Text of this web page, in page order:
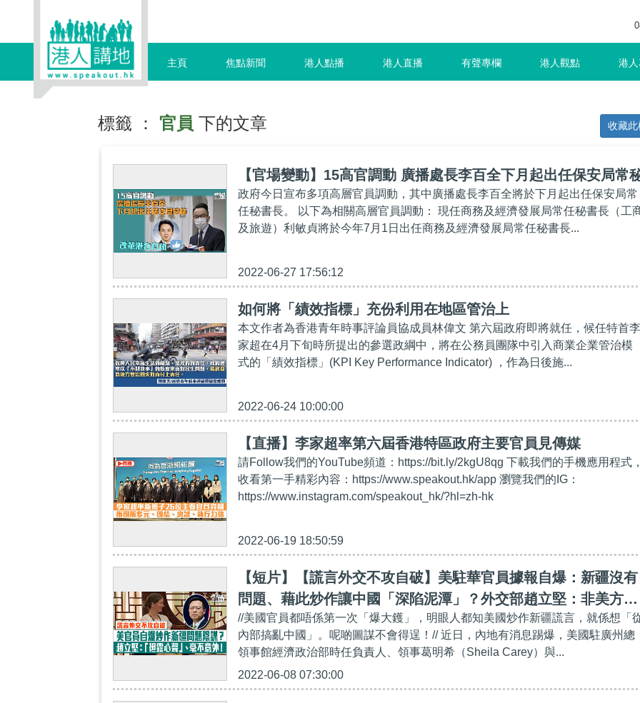
主頁 焦點新聞 港人點播 港人直播 有聲專欄 港人觀點 港
標籤 ： 官員 下的文章 收藏此
【官場變動】15高官調動 廣播處長李百全下月起出任保安局常
政府今日宣布多項高層官員調動，其中廣播處長李百全將於下月起出任保安局常
任秘書長。 以下為相關高層官員調動： 現任商務及經濟發展局常任秘書長（工
及旅遊）利敏貞將於今年7月1日出任商務及經濟發展局常任秘書長...
2022-06-27 17:56:12
如何將「績效指標」充份利用在地區管治上
本文作者為香港青年時事評論員協成員林偉文 第六屆政府即將就任，候任特首李
家超在4月下旬時所提出的參選政綱中，將在公務員團隊中引入商業企業管治模
式的「績效指標」(KPI Key Performance Indicator) ，作為日後施...
2022-06-24 10:00:00
【直播】李家超率第六屆香港特區政府主要官員見傳媒
請Follow我們的YouTube頻道：https://bit.ly/2kgU8qg 下載我們的手機應用程式
收看第一手精彩內容：https://www.speakout.hk/app 瀏覽我們的IG：
https://www.instagram.com/speakout_hk/?hl=zh-hk
2022-06-19 18:50:59
【短片】【謊言外交不攻自破】美駐華官員據報自爆：新疆沒有
問題、藉此炒作讓中國「深陷泥潭」？外交部趙立堅：非美方官
員第一次「袒露心聲」、毫不意外！
//美國官員都唔係第一次「爆大鑊」，明眼人都知美國炒作新疆謊言，就係想「
內部搞亂中國」。呢啲圖謀不會得逞！// 近日，內地有消息踢爆，美國駐廣州總
領事館經濟政治部時任負責人、領事葛明希（Sheila Carey）與...
2022-06-08 07:30:00